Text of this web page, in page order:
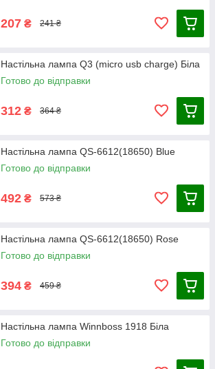
207 ₴ 241 ₴
Настільна лампа Q3 (micro usb charge) Біла
Готово до відправки
312 ₴ 364 ₴
Настільна лампа QS-6612(18650) Blue
Готово до відправки
492 ₴ 573 ₴
Настільна лампа QS-6612(18650) Rose
Готово до відправки
394 ₴ 459 ₴
Настільна лампа Winnboss 1918 Біла
Готово до відправки